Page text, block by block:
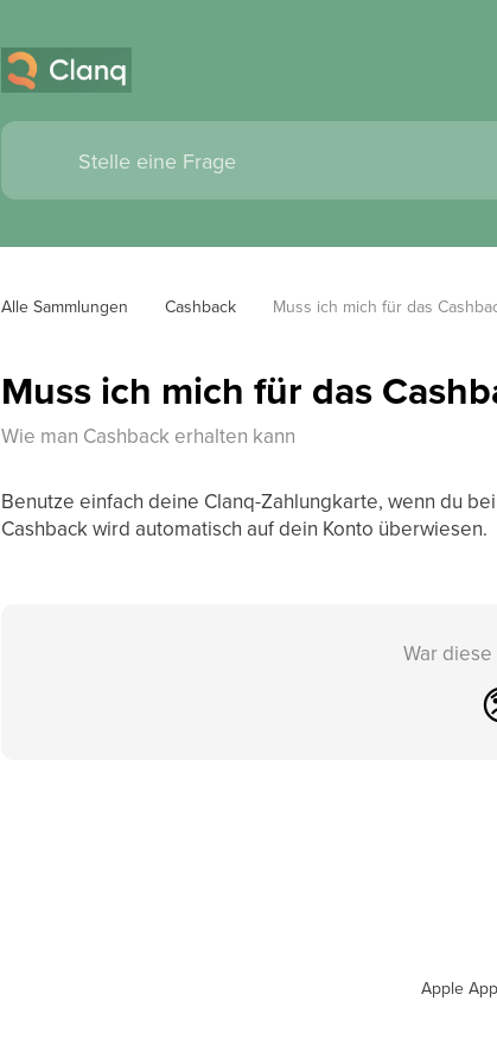
Alle Sammlungen Cashback Muss ich mich für das
Muss ich mich für das
Wie man Cashback erhalten kann
Benutze einfach deine Clanq-Zahlungkarte, wenn du
Cashback wird automatisch auf dein Konto überwiesen.
War
Apple